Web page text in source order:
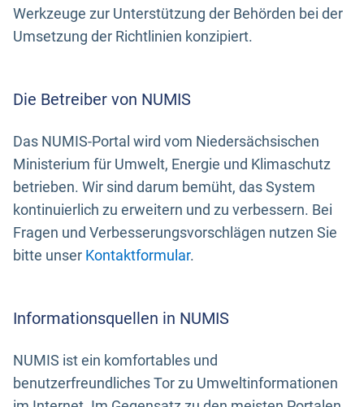
Werkzeuge zur Unterstützung der Behörden bei der
Umsetzung der Richtlinien konzipiert.
Die Betreiber von NUMIS
Das NUMIS-Portal wird vom Niedersächsischen
Ministerium für Umwelt, Energie und Klimaschutz
betrieben. Wir sind darum bemüht, das System
kontinuierlich zu erweitern und zu verbessern. Bei
Fragen und Verbesserungsvorschlägen nutzen Sie
bitte unser Kontaktformular.
Informationsquellen in NUMIS
NUMIS ist ein komfortables und
benutzerfreundliches Tor zu Umweltinformationen